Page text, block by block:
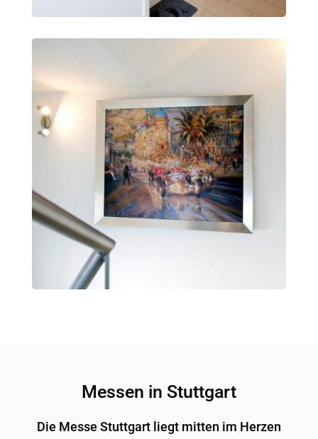
Messen in Stuttgart
Die Messe Stuttgart liegt mitten im Herzen